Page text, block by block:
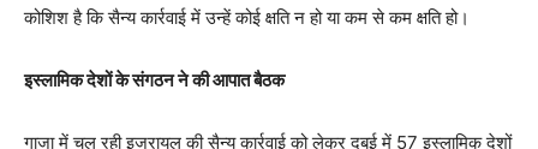
कोशिश है कि सैन्य कार्रवाई में उन्हें कोई क्षति न हो या कम से कम क्षति हो।
इस्लामिक देशों के संगठन ने की आपात बैठक
गाजा में चल रही इजरायल की सैन्य कार्रवाई को लेकर दुबई में 57 इस्लामिक देशों